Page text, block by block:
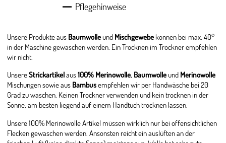
Pflegehinweise
Unsere Produkte aus Baumwolleund Mischgewebe können bei max. 40°
in der Maschine gewaschen werden. Ein Trocknen im Trockner empfehlen
wir nicht.
UnsereStrickartikelaus100% Merinowolle, Baumwolleund Merinowolle
Mischungen sowie aus Bambusempfehlen wir per Handwäsche bei 20
Grad zu waschen. Keinen Trockner verwenden und kein trocknen in der
Sonne, am besten liegend auf einem Handtuch trocknen lassen.
Unsere 100% Merinowolle Artikel müssen wirklich nur bei offensichtlichen
Flecken gewaschen werden. Ansonsten reicht ein auslüften an der